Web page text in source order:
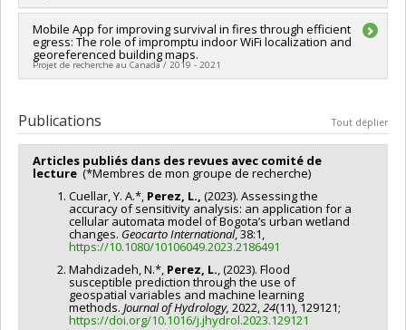
Québec - MITACS
Chercheur principal :Liliana Perez
Sources de financement :CRSNG/Conseil de recherches en
sciences naturelles et génie du Canada (CRSNG)
Programmes de subvention :PVXXXXXX-Supplément à l’appui
Mobile App for improving survival in fires through efficient
egress: The role of impromptu indoor WiFi localization and
georeferenced building maps.
Projet de recherche au Canada / 2019 - 2021
Co-chercheurs :
Sources de financement :Secrétariat Inter-Conseil et
Réseaux des centres d'excellence (RCE)
Programmes de subvention :PV143493-(RCE) Réseaux de
centres d'excellence
Publications Tout déplier
Articles publiés dans des revues avec comité de
lecture (*Membres de mon groupe de recherche)
Cuellar, Y. A.*, Perez, L., (2023). Assessing the
accuracy of sensitivity analysis: an application for a
cellular automata model of Bogota’s urban wetland
changes. Geocarto International, 38:1,
https://10.1080/10106049.2023.2186491
Mahdizadeh, N.*, Perez, L., (2023). Flood
susceptible prediction through the use of
geospatial variables and machine learning
methods. Journal of Hydrology, 2022,24(11), 129121;
https://doi.org/10.1016/j.jhydrol.2023.129121